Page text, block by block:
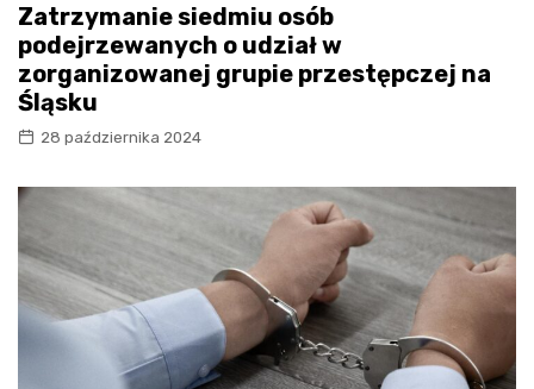
Zatrzymanie siedmiu osób
podejrzewanych o udział w
zorganizowanej grupie przestępczej na
Śląsku
28 października 2024